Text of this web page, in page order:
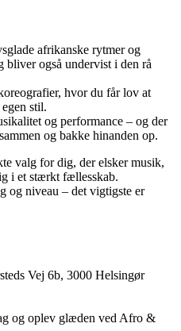
afrikanske rytmer og
også undervist i den rå
hvor du får lov at
stil.
og performance – og der
og bakke hinanden op.
valg for dig, der elsker musik,
i et stærkt fællesskab.
og niveau – det vigtigste er
Vej 6b, 3000 Helsingør
og oplev glæden ved Afro &